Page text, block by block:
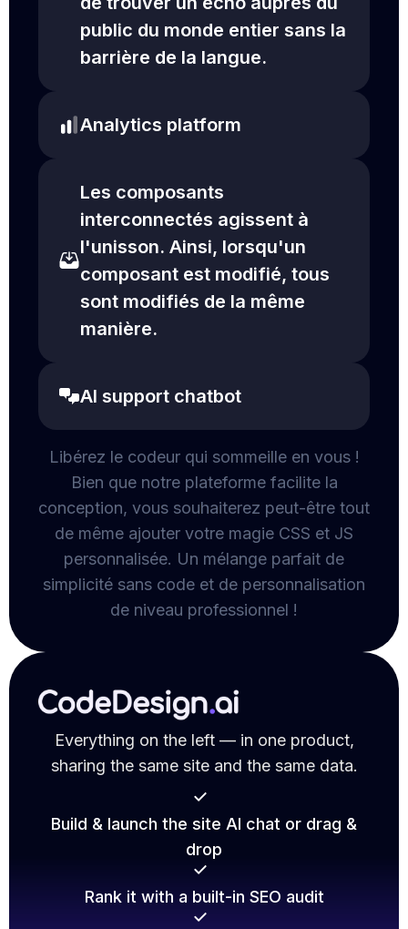
public du monde entier sans la
barrière de la langue.
Analytics platform
Les composants
interconnectés agissent à
l'unisson. Ainsi, lorsqu'un
composant est modifié, tous
sont modifiés de la même
manière.
AI support chatbot
Libérez le codeur qui sommeille en vous !
Bien que notre plateforme facilite la
conception, vous souhaiterez peut-être tout
de même ajouter votre magie CSS et JS
personnalisée. Un mélange parfait de
simplicité sans code et de personnalisation
de niveau professionnel !
Everything on the left — in one product,
sharing the same site and the same data.
Build & launch the site AI chat or drag &
drop
Rank it with a built-in SEO audit